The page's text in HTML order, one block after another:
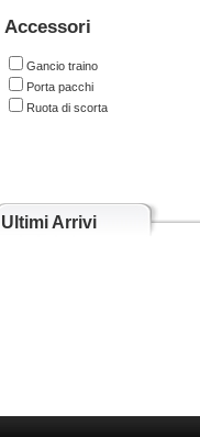
Accessori
Gancio traino
Porta pacchi
Ruota di scorta
Ultimi Arrivi